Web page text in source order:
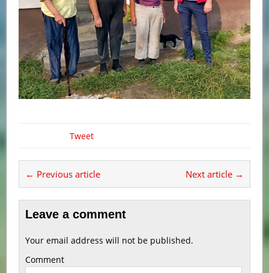
Tweet
← Previous article Next article →
Leave a comment
Your email address will not be published.
Comment